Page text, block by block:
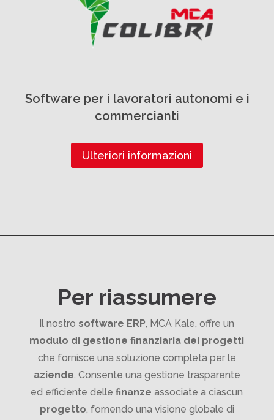
Software per i lavoratori autonomi e i
commercianti
Ulteriori informazioni
Per riassumere
Il nostrosoftware ERP, MCA Kale, offre un
modulo di gestione finanziaria dei progetti
che fornisce una soluzione completa per le
aziende. Consente una gestione trasparente
ed efficiente dellefinanze associate a ciascun
progetto, fornendo una visione globale di